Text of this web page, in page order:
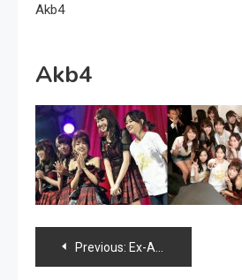
Akb4
Akb4
Navegación
Previous: Ex-AKB´s en evento previo al 10o. aniversario y news 48